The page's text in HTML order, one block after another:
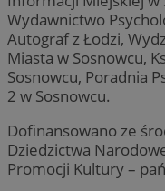
Wydawnictwo
Autograf z Łodzi,
Miasta w Sosnowcu,
Sosnowcu, Poradnia
2 w Sosnowcu.
Dofinansowano ze
Dziedzictwa
Promocji Kultury –